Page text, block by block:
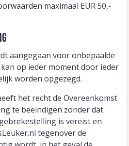
maximaal EUR 50,-
aangegaan voor onbepaalde
op ieder moment door ieder
worden opgezegd.
het recht de Overeenkomst
te beëindigen zonder dat
is vereist en
tegenover de